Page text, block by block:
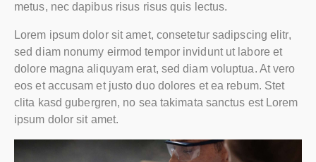
metus, nec dapibus risus risus quis lectus.
Lorem ipsum dolor sit amet, consetetur sadipscing elitr,
sed diam nonumy eirmod tempor invidunt ut labore et
dolore magna aliquyam erat, sed diam voluptua. At vero
eos et accusam et justo duo dolores et ea rebum. Stet
clita kasd gubergren, no sea takimata sanctus est Lorem
ipsum dolor sit amet.